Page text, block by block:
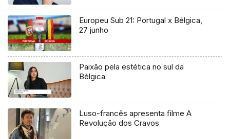
Europeu Sub 21: Portugal x Bélgica,
27 junho
Paixão pela estética no sul da
Bélgica
Luso-francês apresenta filme A
Revolução dos Cravos